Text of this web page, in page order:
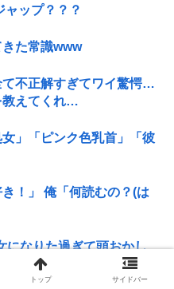
ャップ？？？
きた常識www
不正解すぎてワイ驚愕…
教えてくれ…
」「ピンク色乳首」「彼
！」 俺「何読むの？(は
になりた過ぎて頭おかし
の俺ら とりあ...
トップ サイドバー